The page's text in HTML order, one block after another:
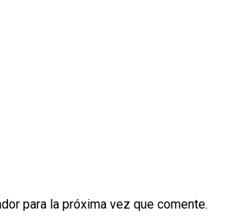
para la próxima vez que comente.